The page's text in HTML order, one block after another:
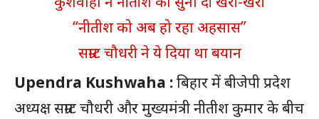
“नीतीश को अब हो रहा अहसास”
सम्राट चौधरी ने ये दिया था बयान
Upendra Kushwaha :बिहार में बीजेपी प्रदेश
अध्यक्ष सम्राट चौधरी और मुख्यमंत्री नीतीश कुमार के बीच